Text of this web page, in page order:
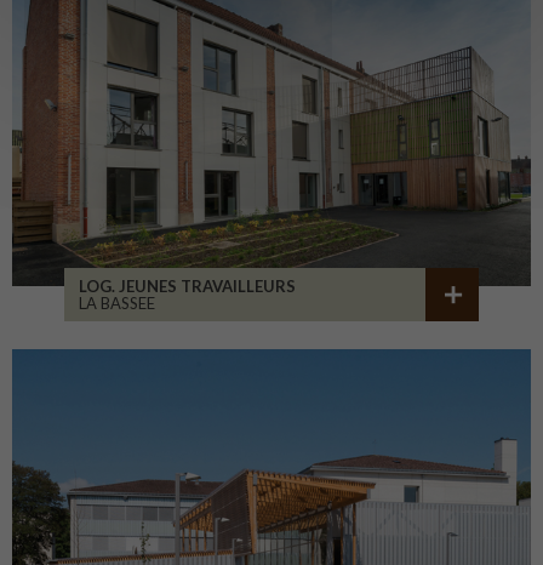
LOG. JEUNES TRAVAILLEURS
LA BASSEE